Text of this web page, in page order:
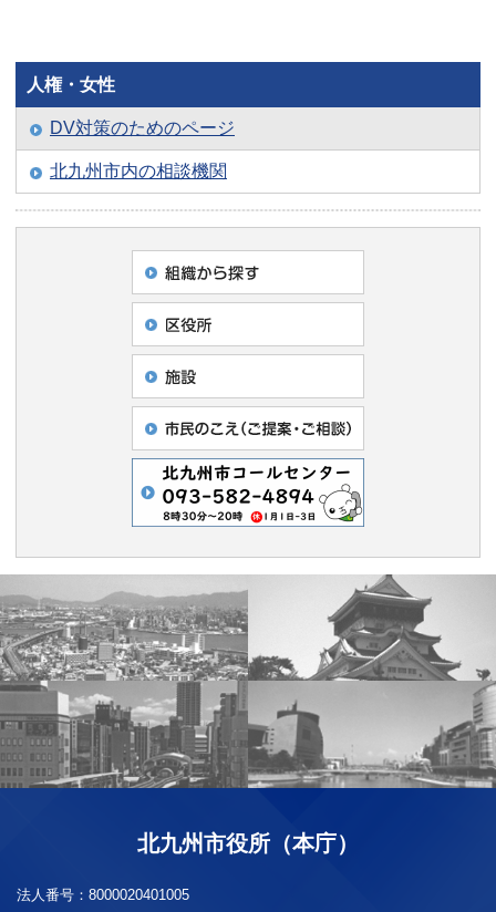
人権・女性
DV対策のためのページ
北九州市内の相談機関
北九州市役所（本庁）
法人番号： 8000020401005